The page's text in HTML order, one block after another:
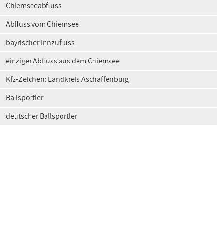
Chiemseeabfluss
Abfluss vom Chiemsee
bayrischer Innzufluss
einziger Abfluss aus dem Chiemsee
Kfz-Zeichen: Landkreis Aschaffenburg
Ballsportler
deutscher Ballsportler